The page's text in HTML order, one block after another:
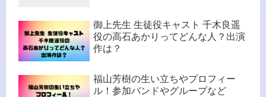
御上先生 生徒役キャスト 千木良遥
役の高石あかりってどんな人？出演
作は？
福山芳樹の生い立ちやプロフィー
ル！参加バンドやグループなど